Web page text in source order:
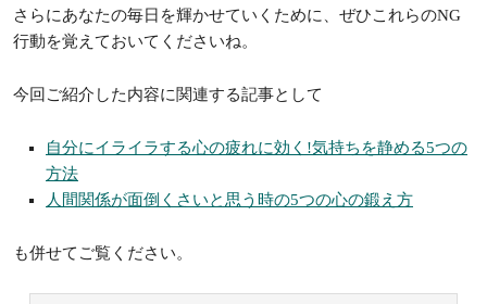
さらにあなたの毎日を輝かせていくために、ぜひこれらのNG
行動を覚えておいてくださいね。
今回ご紹介した内容に関連する記事として
自分にイライラする心の疲れに効く!気持ちを静める5つの
方法
人間関係が面倒くさいと思う時の5つの心の鍛え方
も併せてご覧ください。